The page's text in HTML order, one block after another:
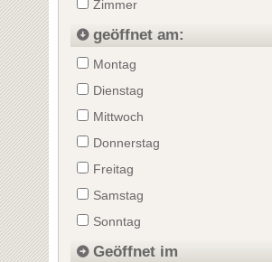
Zimmer
geöffnet am:
Montag
Dienstag
Mittwoch
Donnerstag
Freitag
Samstag
Sonntag
Geöffnet im